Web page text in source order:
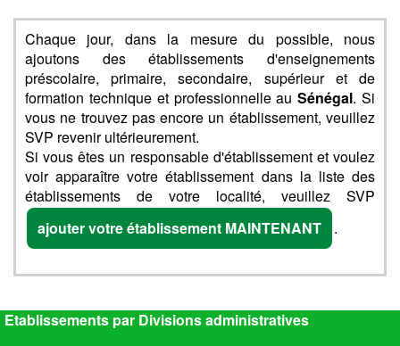
Chaque jour, dans la mesure du possible, nous
ajoutons des établissements d'enseignements
préscolaire, primaire, secondaire, supérieur et de
formation technique et professionnelle auSénégal. Si
vous ne trouvez pas encore un établissement, veuillez
SVP revenir ultérieurement.
Si vous êtes un responsable d'établissement et voulez
voir apparaître votre établissement dans la liste des
établissements de votre localité, veuillez SVP
ajouter votre établissement MAINTENANT
.
Etablissements par Divisions administratives